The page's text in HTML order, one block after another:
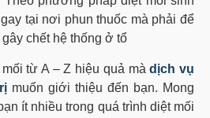
tại nơi phun thuốc mà phải để
chết hệ thống ở tổ
từ A – Z hiệu quả màdịch vụ
muốn giới thiệu đến bạn. Mong
ít nhiều trong quá trình diệt mối